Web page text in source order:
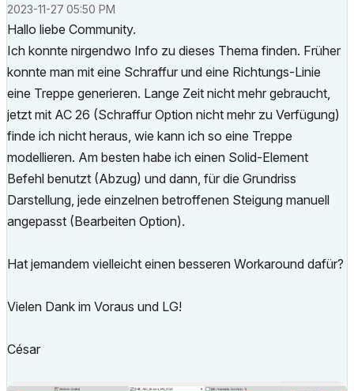
‎2023-11-27 05:50 PM
Hallo liebe Community.
Ich konnte nirgendwo Info zu dieses Thema finden. Früher
konnte man mit eine Schraffur und eine Richtungs-Linie
eine Treppe generieren. Lange Zeit nicht mehr gebraucht,
jetzt mit AC 26 (Schraffur Option nicht mehr zu Verfügung)
finde ich nicht heraus, wie kann ich so eine Treppe
modellieren. Am besten habe ich einen Solid-Element
Befehl benutzt (Abzug) und dann, für die Grundriss
Darstellung, jede einzelnen betroffenen Steigung manuell
angepasst (Bearbeiten Option).
Hat jemandem vielleicht einen besseren Workaround dafür?
Vielen Dank im Voraus und LG!
César